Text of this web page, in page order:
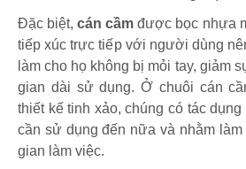
Đặc biệt,cán cầm được bọc nhựa
tiếp xúc trực tiếp với người dùng
làm cho họ không bị mỏi tay, giảm
gian dài sử dụng. Ở chuôi cán
thiết kế tinh xảo, chúng có tác
cần sử dụng đến nữa và nhằm
gian làm việc.